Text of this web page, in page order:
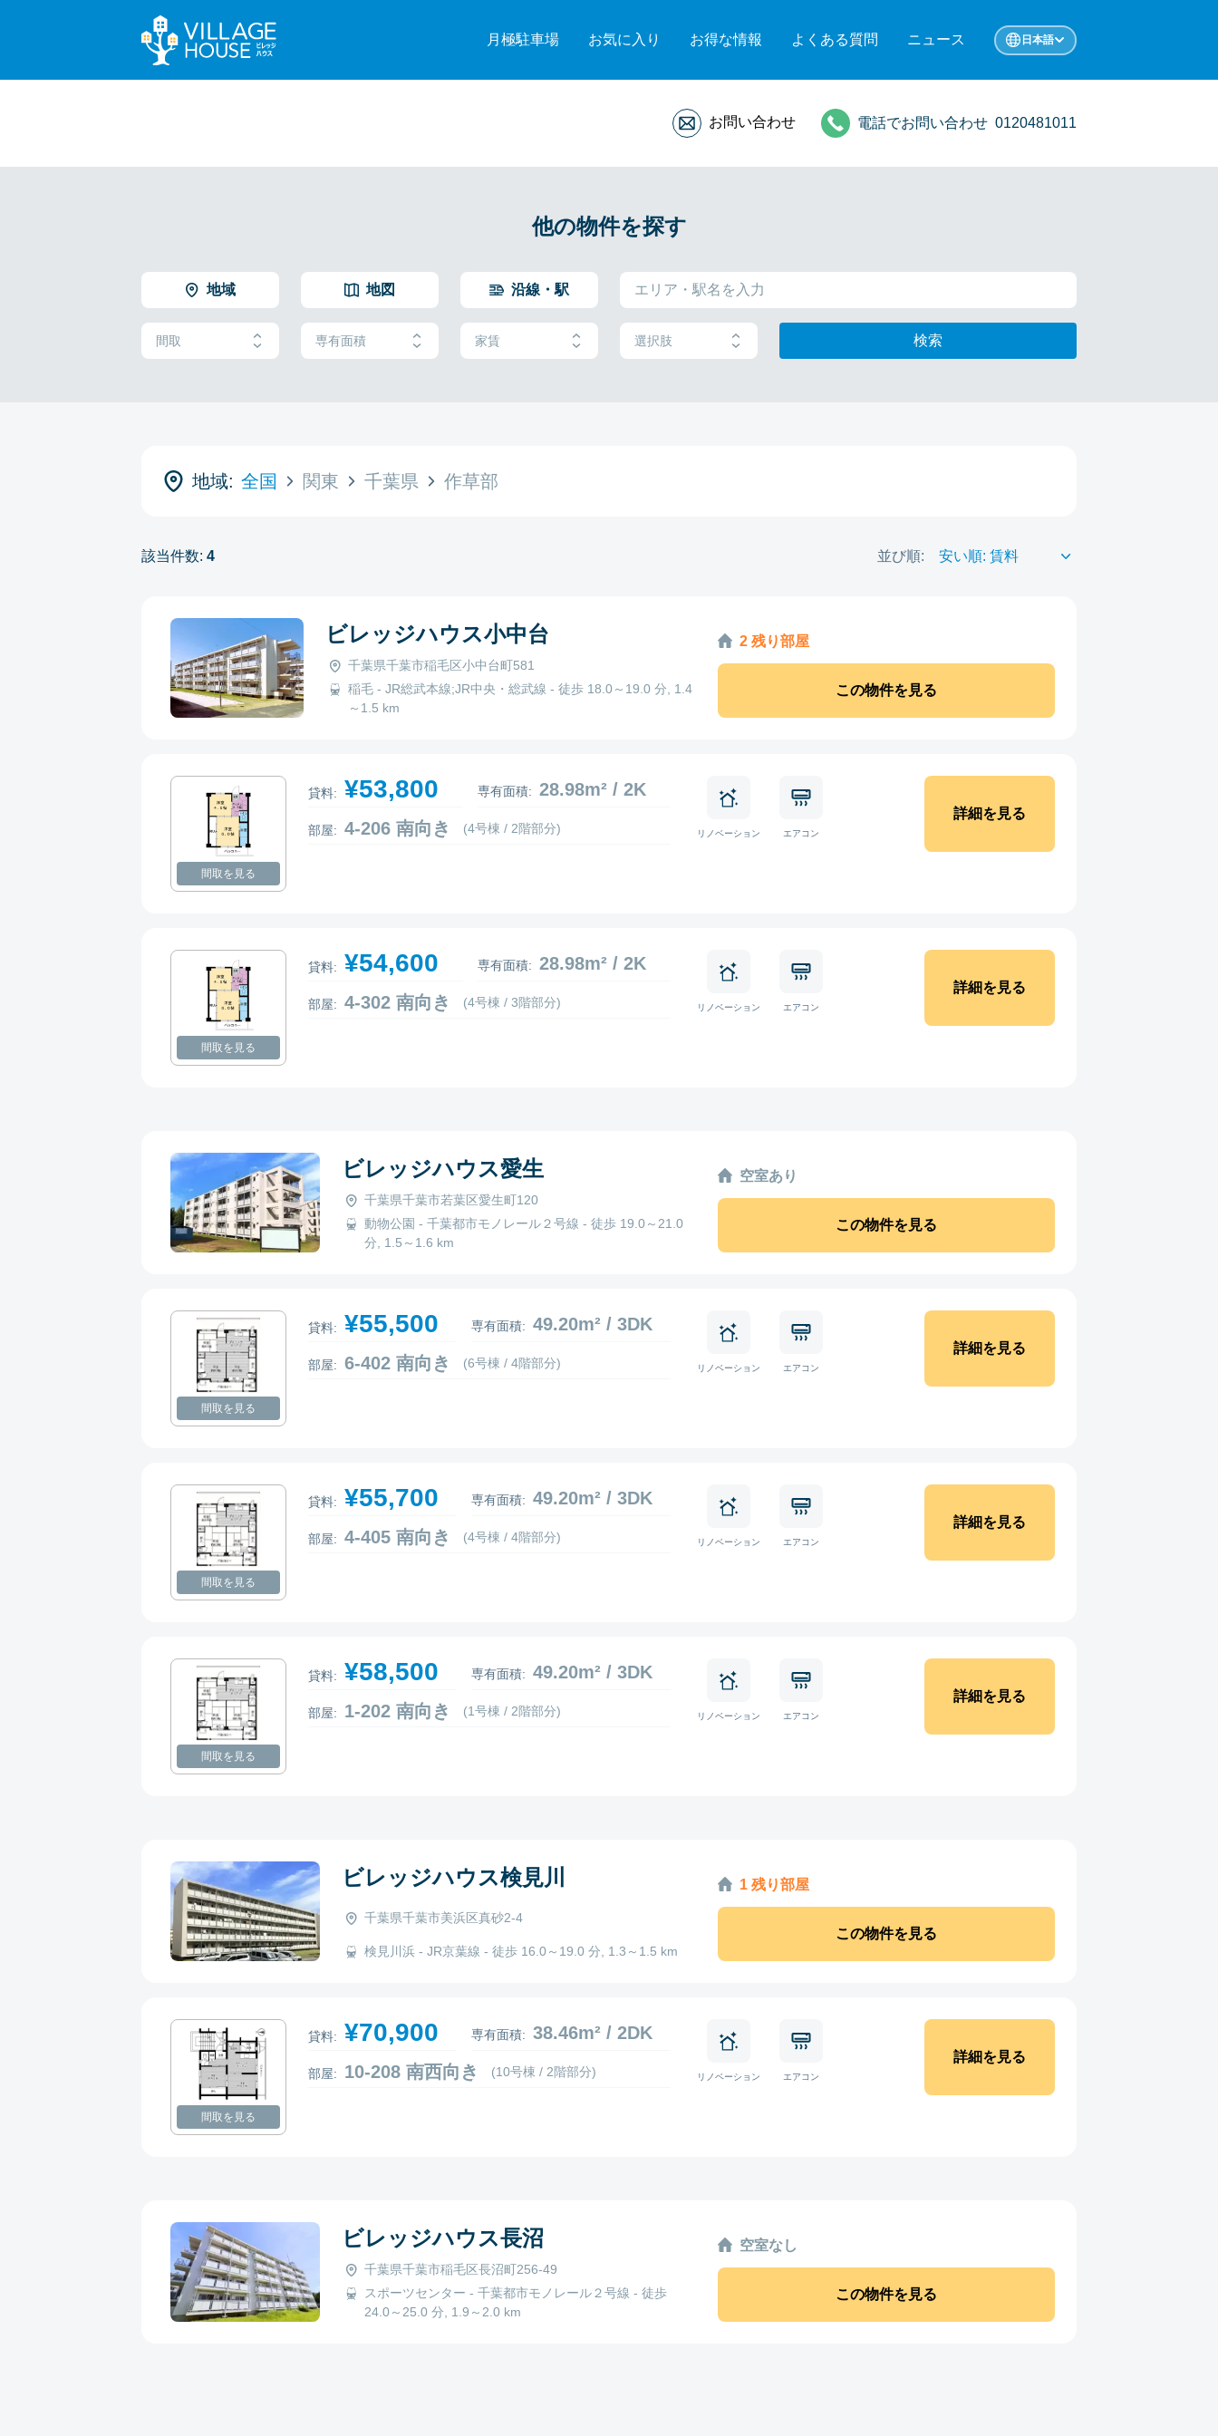
月極駐車場 お気に入り お得な情報 よくある質問 ニュース 日本語
お問い合わせ 電話でお問い合わせ 0120481011
他の物件を探す
地域 地図 沿線・駅
間取 専有面積 家賃 選択肢 検索
地域: 全国 関東 千葉県 作草部
該当件数: 4 並び順:
ビレッジハウス小中台
千葉県千葉市稲毛区小中台町581
稲毛 - JR総武本線;JR中央・総武線 - 徒歩 18.0～19.0 分, 1.4
～1.5 km
2 残り部屋
この物件を見る
間取を見る
貸料: ¥53,800 専有面積: 28.98m² / 2K
部屋: 4-206 南向き (4号棟 / 2階部分) リノベーション エアコン
詳細を見る
間取を見る
貸料: ¥54,600 専有面積: 28.98m² / 2K
部屋: 4-302 南向き (4号棟 / 3階部分) リノベーション エアコン
詳細を見る
ビレッジハウス愛生
千葉県千葉市若葉区愛生町120
動物公園 - 千葉都市モノレール２号線 - 徒歩 19.0～21.0
分, 1.5～1.6 km
空室あり
この物件を見る
間取を見る
貸料: ¥55,500 専有面積: 49.20m² / 3DK
部屋: 6-402 南向き (6号棟 / 4階部分) リノベーション エアコン
詳細を見る
間取を見る
貸料: ¥55,700 専有面積: 49.20m² / 3DK
部屋: 4-405 南向き (4号棟 / 4階部分) リノベーション エアコン
詳細を見る
間取を見る
貸料: ¥58,500 専有面積: 49.20m² / 3DK
部屋: 1-202 南向き (1号棟 / 2階部分) リノベーション エアコン
詳細を見る
ビレッジハウス検見川
千葉県千葉市美浜区真砂2-4
検見川浜 - JR京葉線 - 徒歩 16.0～19.0 分, 1.3～1.5 km
1 残り部屋
この物件を見る
間取を見る
貸料: ¥70,900 専有面積: 38.46m² / 2DK
部屋: 10-208 南西向き (10号棟 / 2階部分) リノベーション エアコン
詳細を見る
ビレッジハウス長沼
千葉県千葉市稲毛区長沼町256-49
スポーツセンター - 千葉都市モノレール２号線 - 徒歩
24.0～25.0 分, 1.9～2.0 km
空室なし
この物件を見る